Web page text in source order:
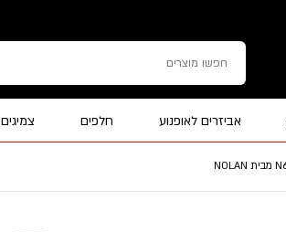
אביזרים לאופנוע חלפים צמיגים